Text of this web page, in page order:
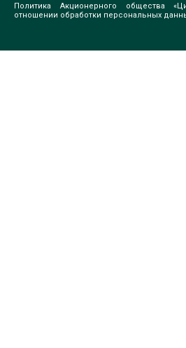
Политика Акционерного общества
отношении обработки персональных